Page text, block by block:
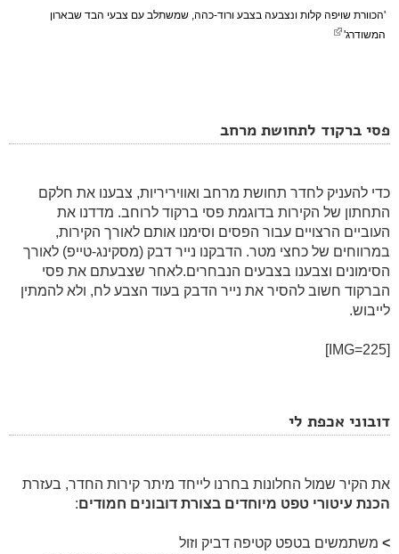
'הכוורת שויפה קלות ונצבעה בצבע ורוד-כהה, שמשתלב עם צבעי הבד שבארון
המשודרג'
פסי ברקוד לתחושת מרחב
כדי להעניק לחדר תחושת מרחב ואוויריריות, צבענו את חלקם
התחתון של הקירות בדוגמת פסי ברקוד לרוחב. מדדנו את
העוביים הרצויים עבור הפסים וסימנו אותם לאורך הקירות,
במרווחים של כחצי מטר. הדבקנו נייר דבק (מסקינג-טייפ) לאורך
הסימונים וצבענו בצבעים הנבחרים.לאחר שצבעתם את פסי
הברקוד חשוב להסיר את נייר הדבק בעוד הצבע לח, ולא להמתין
לייבוש.
[IMG=225]
דובוני אכפת לי
את הקיר שמול החלונות בחרנו לייחד מיתר קירות החדר, בעזרת
הכנת עיטורי טפט מיוחדים בצורת דובונים חמודים:
> משתמשים בטפט קטיפה דביק וזול